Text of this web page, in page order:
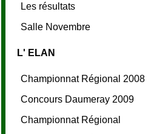
Les résultats
Salle Novembre
L' ELAN
Championnat Régional 2008
Concours Daumeray 2009
Championnat Régional